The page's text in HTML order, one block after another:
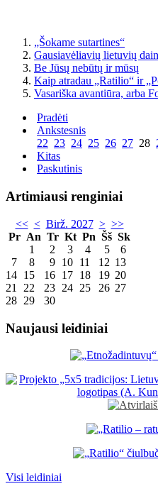
„Šokame sutartines“
Gausiavėliavių lietuvių
Be Jūsų nebūtų ir mūsų
Kaip atradau „Ratilio“ ir
Vasariška avantiūra, arba
Pradėti
Ankstesnis
22 23 24 25 26 27 28
Kitas
Paskutinis
Artimiausi renginiai
<< < Birž. 2027 > >>
Pr An Tr Kt Pn Šš Sk
1
2 3 4 5
6
7
8 9 10 11 12 13
14 15 16 17 18 19 20
21
22 23 24 25 26 27
28 29 30
Naujausi leidiniai
Visi leidiniai